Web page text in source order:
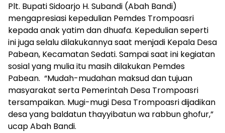
Plt. Bupati Sidoarjo H. Subandi (Abah Bandi)
mengapresiasi kepedulian Pemdes Trompoasri
kepada anak yatim dan dhuafa. Kepedulian seperti
ini juga selalu dilakukannya saat menjadi Kepala Desa
Pabean, Kecamatan Sedati. Sampai saat ini kegiatan
sosial yang mulia itu masih dilakukan Pemdes
Pabean. “Mudah-mudahan maksud dan tujuan
masyarakat serta Pemerintah Desa Trompoasri
tersampaikan. Mugi-mugi Desa Trompoasri dijadikan
desa yang baldatun thayyibatun wa rabbun ghofur,”
ucap Abah Bandi.